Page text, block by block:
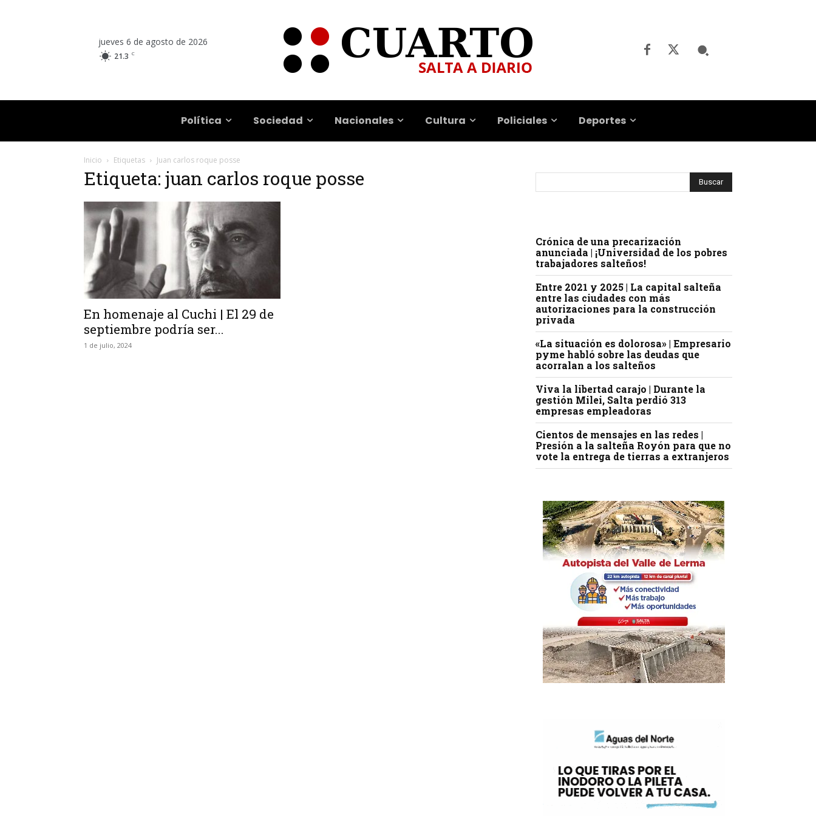
jueves 6 de agosto de 2026
21.3 C
Política Sociedad Nacionales Cultura Policiales Deportes
Inicio Etiquetas Juan carlos roque posse
Etiqueta: juan carlos roque posse
En homenaje al Cuchi | El 29 de
septiembre podría ser...
1 de julio, 2024
Crónica de una precarización
anunciada | ¡Universidad de los pobres
trabajadores salteños!
Entre 2021 y 2025 | La capital salteña
entre las ciudades con más
autorizaciones para la construcción
privada
«La situación es dolorosa» | Empresario
pyme habló sobre las deudas que
acorralan a los salteños
Viva la libertad carajo | Durante la
gestión Milei, Salta perdió 313
empresas empleadoras
Cientos de mensajes en las redes |
Presión a la salteña Royón para que no
vote la entrega de tierras a extranjeros